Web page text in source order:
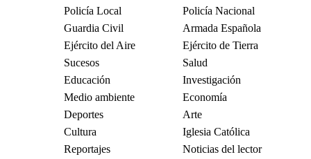
Policía Local
Policía Nacional
Guardia Civil
Armada Española
Ejército del Aire
Ejército de Tierra
Sucesos
Salud
Educación
Investigación
Medio ambiente
Economía
Deportes
Arte
Cultura
Iglesia Católica
Reportajes
Noticias del lector